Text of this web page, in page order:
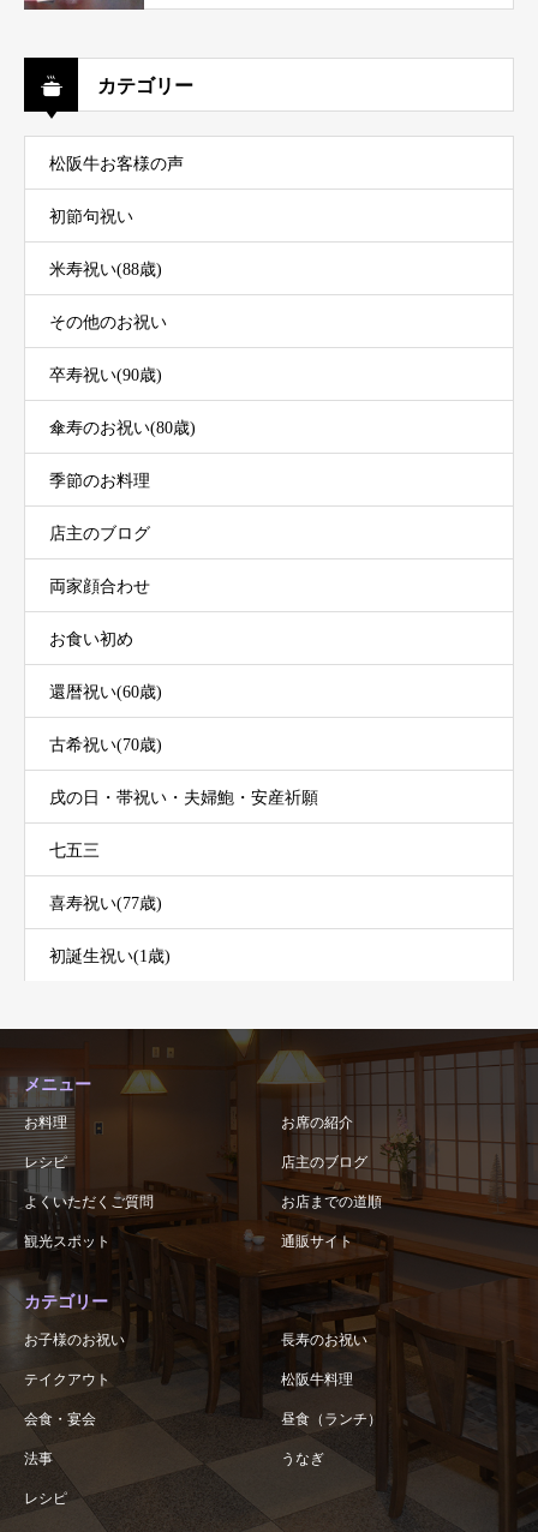
カテゴリー
松阪牛お客様の声
初節句祝い
米寿祝い(88歳)
その他のお祝い
卒寿祝い(90歳)
傘寿のお祝い(80歳)
季節のお料理
店主のブログ
両家顔合わせ
お食い初め
還暦祝い(60歳)
古希祝い(70歳)
戌の日・帯祝い・夫婦鮑・安産祈願
七五三
喜寿祝い(77歳)
初誕生祝い(1歳)
メニュー
お料理 お席の紹介
レシピ 店主のブログ
よくいただくご質問 お店までの道順
観光スポット 通販サイト
カテゴリー
お子様のお祝い 長寿のお祝い
テイクアウト 松阪牛料理
会食・宴会 昼食（ランチ）
法事 うなぎ
レシピ